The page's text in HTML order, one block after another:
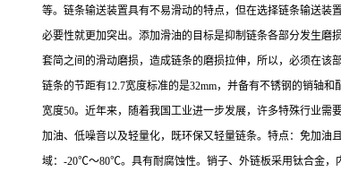
等。链条输送装置具有不易滑动的特点，但在选择链条输送装
必要性就更加突出。添加滑油的目标是抑制链条各部分发生磨
套简之间的滑动磨损，造成链条的磨损拉伸，所以，必须在该
链条的节距有12.7宽度标准的是32mm，并备有不锈钢的销轴和
宽度50。近年来，随着我国工业进一步发展，许多特殊行业需
加油、低噪音以及轻量化，既环保又轻量链条。特点：免加油
域：-20℃～80℃。具有耐腐蚀性。销子、外链板采用钛合金，